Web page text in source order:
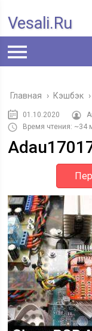
Vesali.ru
Главная › Кэшбэк ›
01.10.2020
Время чтения: ~34